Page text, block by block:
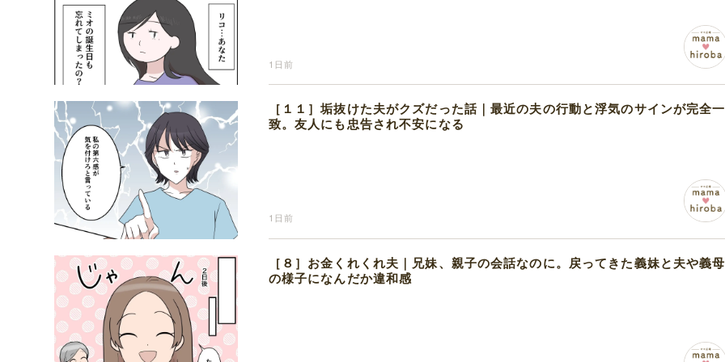
1日前
［１１］垢抜けた夫がクズだった話｜最近の夫の行動と浮気のサインが完全一
致。友人にも忠告され不安になる
1日前
［８］お金くれくれ夫｜兄妹、親子の会話なのに。戻ってきた義妹と夫や義母
の様子になんだか違和感